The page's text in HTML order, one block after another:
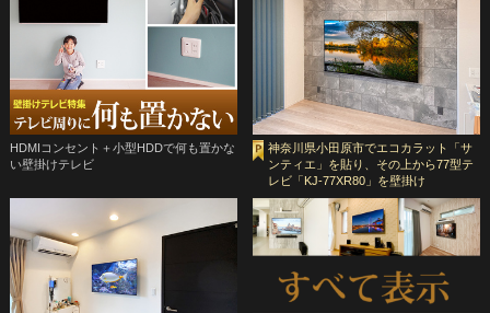
HDMIコンセント＋小型HDDで何も置かな
い壁掛けテレビ
神奈川県小田原市でエコカラット「サ
ンティエ」を貼り、その上から77型テ
レビ「KJ-77XR80」を壁掛け